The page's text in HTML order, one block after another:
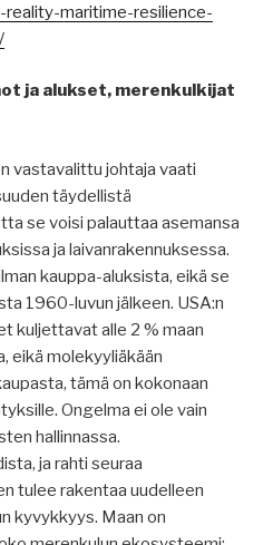
maritime-resilience-
ja alukset, merenkulkijat
vastavalittu johtaja vaati
täydellistä
se voisi palauttaa asemansa
ja laivanrakennuksessa.
kauppa-aluksista, eikä se
1960-luvun jälkeen. USA:n
kuljettavat alle 2 % maan
eikä molekyyliäkään
tämä on kokonaan
Ongelma ei ole vain
hallinnassa.
ja rahti seuraa
tulee rakentaa uudelleen
kyvykkyys. Maan on